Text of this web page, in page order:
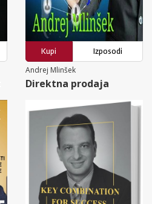
Kupi
Izposodi
Andrej Mlinšek
Direktna prodaja